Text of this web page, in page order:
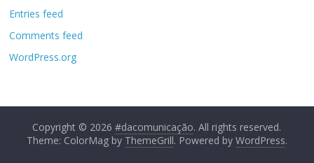
Entries feed
Comments feed
WordPress.org
Copyright © 2026#dacomunicação. All rights reserved.
Theme: ColorMag by ThemeGrill. Powered by WordPress.